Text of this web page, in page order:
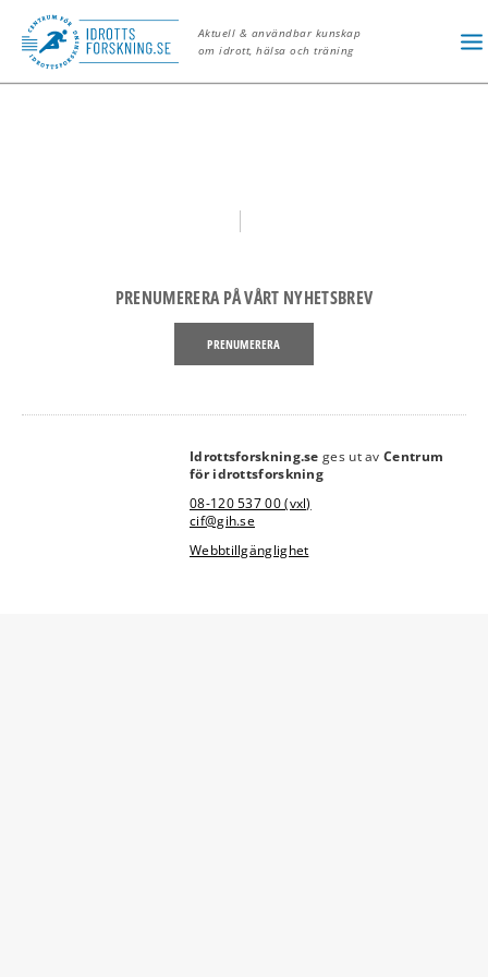
Aktuell & användbar kunskap
om idrott, hälsa och träning
PRENUMERERA PÅ VÅRT NYHETSBREV
PRENUMERERA
Idrottsforskning.se ges ut avCentrum
för idrottsforskning
08-120 537 00 (vxl)
cif@gih.se
Webbtillgänglighet